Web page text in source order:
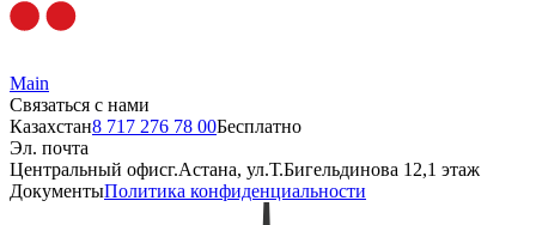
Main
Связаться с нами
Казахстан8 717 276 78 00Бесплатно
Эл. почта
Центральный офисг.Астана, ул.Т.Бигельдинова 12,1 этаж
ДокументыПолитика конфиденциальности